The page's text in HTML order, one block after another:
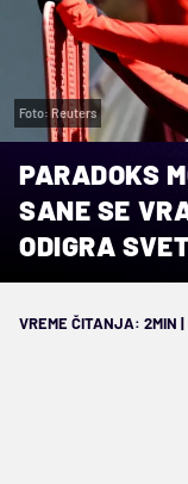
Foto: Reuters
PARADOKS
SANE SE
ODIGRA
VREME ČITANJA: 2MIN